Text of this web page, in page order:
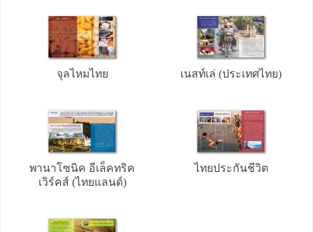
จุลไหมไทย เนสท์เล่ (ประเทศไทย)
พานาโซนิค อีเล็คทริค
เวิร์คส์ (ไทยแลนด์)
ไทยประกันชีวิต